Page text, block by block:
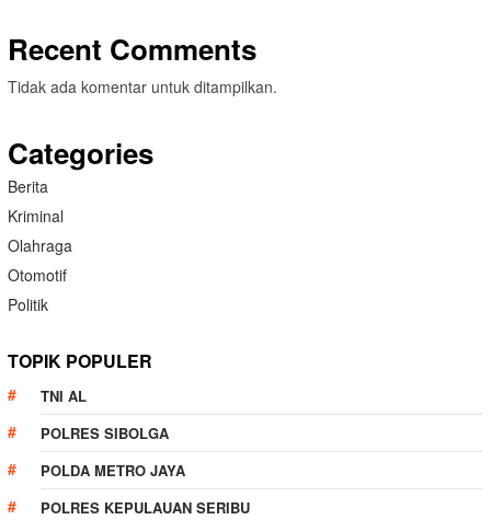
Recent Comments
Tidak ada komentar untuk ditampilkan.
Categories
Berita
Kriminal
Olahraga
Otomotif
Politik
TOPIK POPULER
TNI AL
POLRES SIBOLGA
POLDA METRO JAYA
POLRES KEPULAUAN SERIBU